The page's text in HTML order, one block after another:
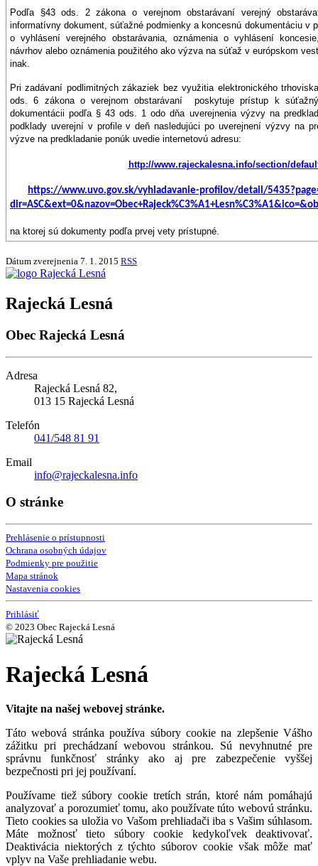
Podľa §43 ods. 2 zákona o verejnom obstarávaní verejný
informatívny dokument, súťažné podmienky a koncesnú dokumentáciu v
o vyhlásení verejného obstarávania, oznámenia o vyhlásení
návrhov alebo oznámenia použitého ako výzva na súťaž v európskom
inak.
Pri zadávaní podlimitných zákaziek bez využitia elektronického
ods. 6 zákona o verejnom obstarávaní poskytuje prístup k
dokumentácii podľa § 43 ods. 1 odo dňa uverejnenia výzvy na
podklady uverejní v profile v deň nasledujúci po uverejnení výzvy na
výzve na predkladanie ponúk uvedie internetovú adresu:
http://www.rajeckalesna.info/section/
https://www.uvo.gov.sk/vyhladavanie-profilov/detail/
na ktorej sú dokumenty podľa prvej vety prístupné.
Dátum zverejnenia 7. 1. 2015 RSS
Rajecká Lesná
Obec Rajecká Lesná
Adresa
Rajecká Lesná 82,
013 15 Rajecká Lesná
Telefón
041/548 81 91
Email
info@rajeckalesna.info
O stránke
Prehlásenie o prístupnosti
Ochrana osobných údajov
Podmienky pre použitie
Mapa stránok
Nastavenia cookies
Prihlásiť
© 2023 Obec Rajecká Lesná
Rajecká Lesná
Vitajte na našej webovej stránke.
Táto webová stránka používa súbory cookie na zlepšenie Vášho
zážitku pri prechádzaní webovou stránkou. Sú nevyhnutné pre
správnu funkčnosť stránky ako aj pre zabezpečenie vyššej
bezpečnosti pri jej používaní.
Používame tiež súbory cookie tretích strán, ktoré nám pomáhajú
analyzovať a porozumieť tomu, ako používate túto webovú stránku.
Tieto cookies sa uložia vo Vašom prehliadači iba s Vašim súhlasom.
Máte možnosť tieto súbory cookie kedykoľvek deaktivovať.
Deaktivácia niektorých z týchto súborov cookie však môže mať
vplyv na Vaše prehliadanie webu.